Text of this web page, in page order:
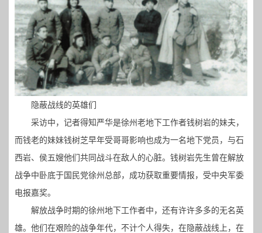
隐蔽战线的英雄们
采访中，记者得知严华是徐州老地下工作者钱树岩的妹夫，
而钱老的妹妹钱树芝早年受哥哥影响也成为一名地下党员，与石
西岩、侯五嫂他们共同战斗在敌人的心脏。钱树岩先生曾在解放
战争中卧底于国民党徐州总部，成功获取重要情报，受中央军委
电报嘉奖。
解放战争时期的徐州地下工作者中，还有许许多多的无名英
雄。他们在艰险的战争年代，不计个人得失，在隐蔽战线上，在